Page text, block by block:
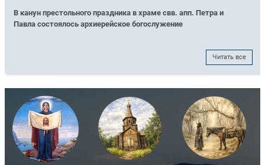
В канун престольного праздника в храме свв. апп. Петра и
Павла состоялось архиерейское богослужение
Читать все